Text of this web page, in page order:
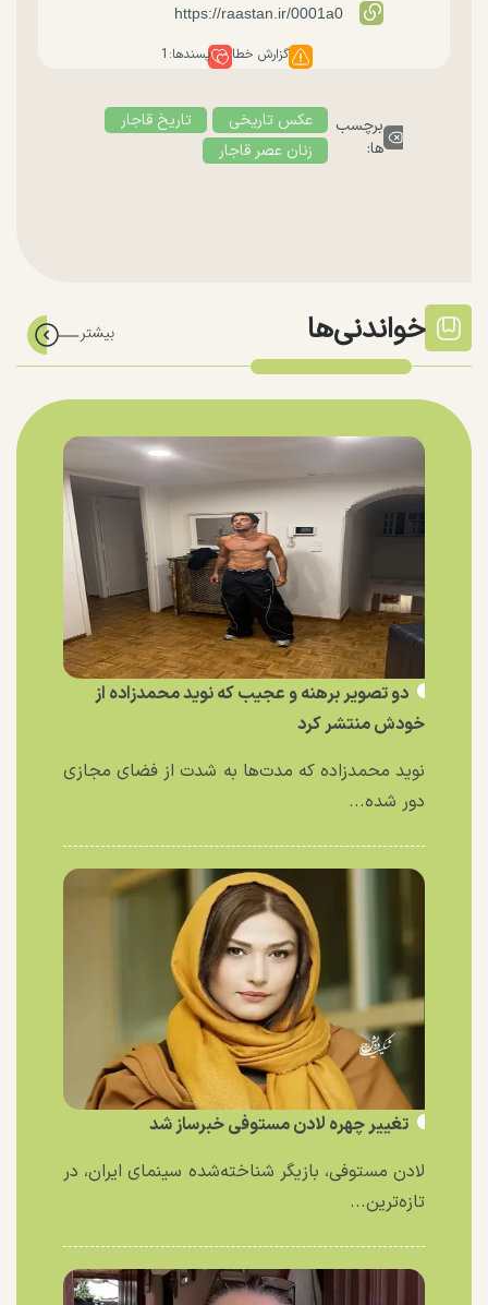
گزارش خطا پسندها: 1
برچسب
ها:
عکس تاریخی
تاریخ قاجار
زنان عصر قاجار
خواندنی‌ها
دو تصویر برهنه و عجیب که نوید محمدزاده از
خودش منتشر کرد
نوید محمدزاده که مدت‌ها به شدت از فضای مجازی
دور شده...
تغییر چهره لادن مستوفی خبرساز شد
لادن مستوفی، بازیگر شناخته‌شده سینمای ایران، در
تازه‌ترین...